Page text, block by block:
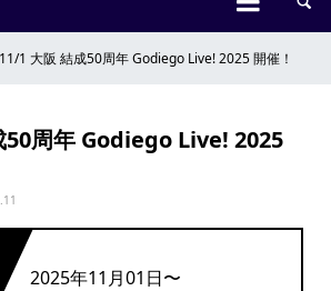
11/1 大阪 結成50周年 Godiego Live! 2025 開催！
50周年 Godiego Live! 2025
2025年11月01日〜